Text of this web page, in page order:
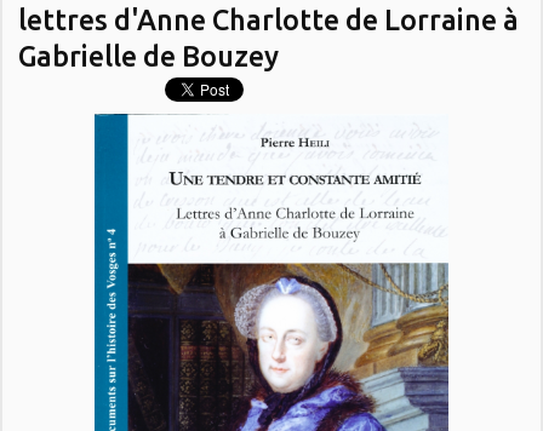
lettres d'Anne Charlotte de Lorraine à
Gabrielle de Bouzey